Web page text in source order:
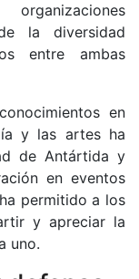
la diversidad
entre ambas
en
y las artes ha
de Antártida y
en eventos
permitido a los
y apreciar la
uno.